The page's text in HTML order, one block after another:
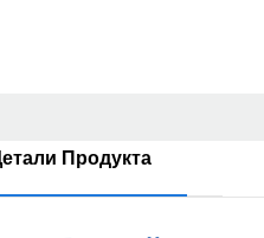
Продукта